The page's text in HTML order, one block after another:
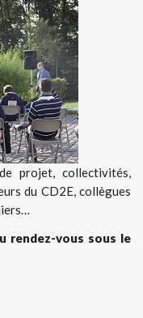
projet, collectivités,
du CD2E, collègues
rendez-vous sous le